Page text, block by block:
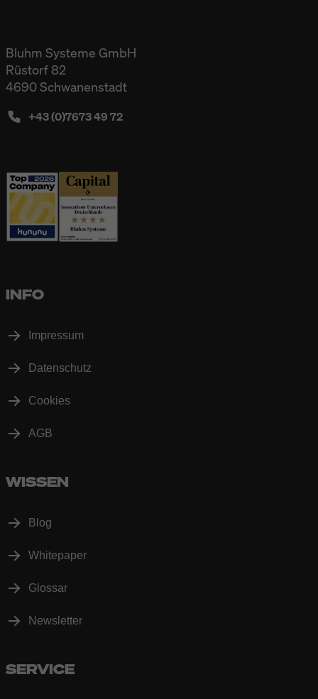
Bluhm Systeme GmbH
Rüstorf 82
4690 Schwanenstadt
+43 (0)7673 49 72
INFO
Impressum
Datenschutz
Cookies
AGB
WISSEN
Blog
Whitepaper
Glossar
Newsletter
SERVICE